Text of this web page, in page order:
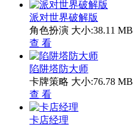
派对世界破解版
角色扮演 大小:38.11 MB
查 看
陷阱塔防大师
卡牌策略 大小:76.78 MB
查 看
卡店经理